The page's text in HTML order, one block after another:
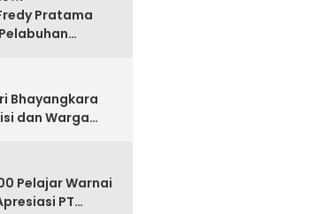
Pratama
Bhayangkara
dan Warga
Desa
Pelajar Warnai
PT